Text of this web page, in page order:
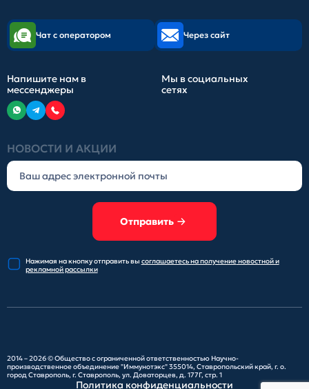
НОВОСТИ И АКЦИИ
Отправить
Нажимая на кнопку отправитьвы соглашаетесь на получениеновостной и
рекламной рассылки
Чат с оператором Через сайт
Напишите нам в
мессенджеры
Мы в социальных
сетях
2014 – 2026 ©Общество с ограниченной ответственностью Научно-
производственное объединение "Иммунотэкс"355014, Ставропольский край, г. о.
город Ставрополь, г. Ставрополь, ул. Доваторцев, д. 177Г, стр. 1
Политика конфиденциальности